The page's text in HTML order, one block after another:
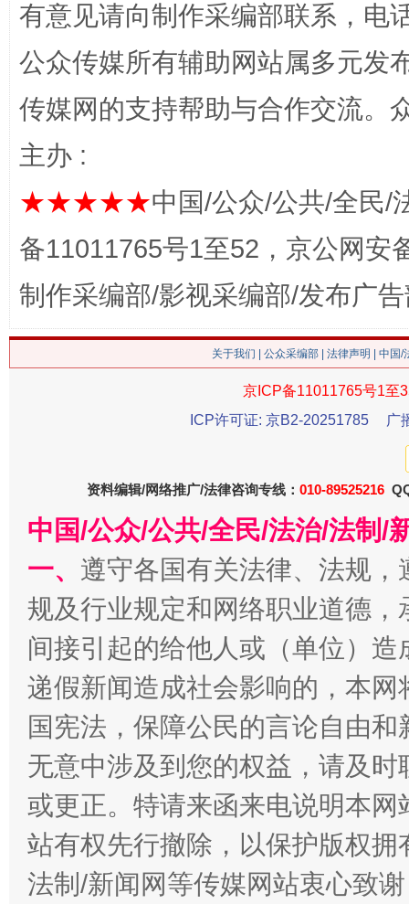
网上购药对药下症？
这是一记警钟！ 谢
在谋一域中谋全局
今
魏明亮
有意见请向制作采编部联系，电
公众传媒所有辅助网站属多元发
传媒网的支持帮助与合作交流。
主办 :
★★★★★中国/公众/公共/全民/
备11011765号1至52，京公网安
制作采编部/影视采编部/发布广
关于我们 公众采编部 法律声明 | 中国
京ICP备11011765号1至
ICP许可证: 京B2-20251785
广
资料编辑/网络推广/法律咨询专线： 010-89525216
中国/公众/公共/全民/法治/法制/
一、 遵守各国有关法律、法规
规及行业规定和网络职业道德
间接引起的给他人或（单位）
递假新闻造成社会影响的，本
国宪法，保障公民的言论自由
无意中涉及到您的权益，请及
或更正。特请来函来电说明本
站有权先行撤除，以保护版权
法制/新闻网等传媒网站衷心致